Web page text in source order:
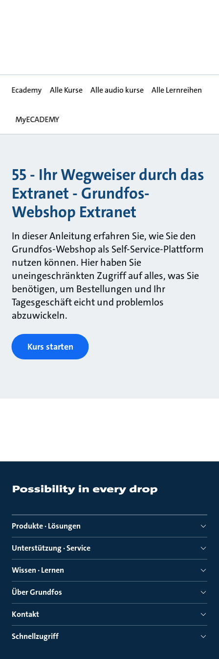
Ecademy Alle Kurse Alle audio kurse Alle Lernreihen
MyECADEMY
55 - Ihr Wegweiser durch das
Extranet - Grundfos-
Webshop Extranet
In dieser Anleitung erfahren Sie, wie Sie den
Grundfos-Webshop als Self-Service-Plattform
nutzen können. Hier haben Sie
uneingeschränkten Zugriff auf alles, was Sie
benötigen, um Bestellungen und Ihr
Tagesgeschäft eicht und problemlos
abzuwickeln.
Kurs starten
Produkte · Lösungen
Unterstützung · Service
Wissen · Lernen
Über Grundfos
Kontakt
Schnellzugriff